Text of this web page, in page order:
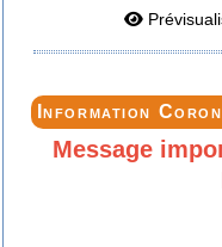
Information
Message